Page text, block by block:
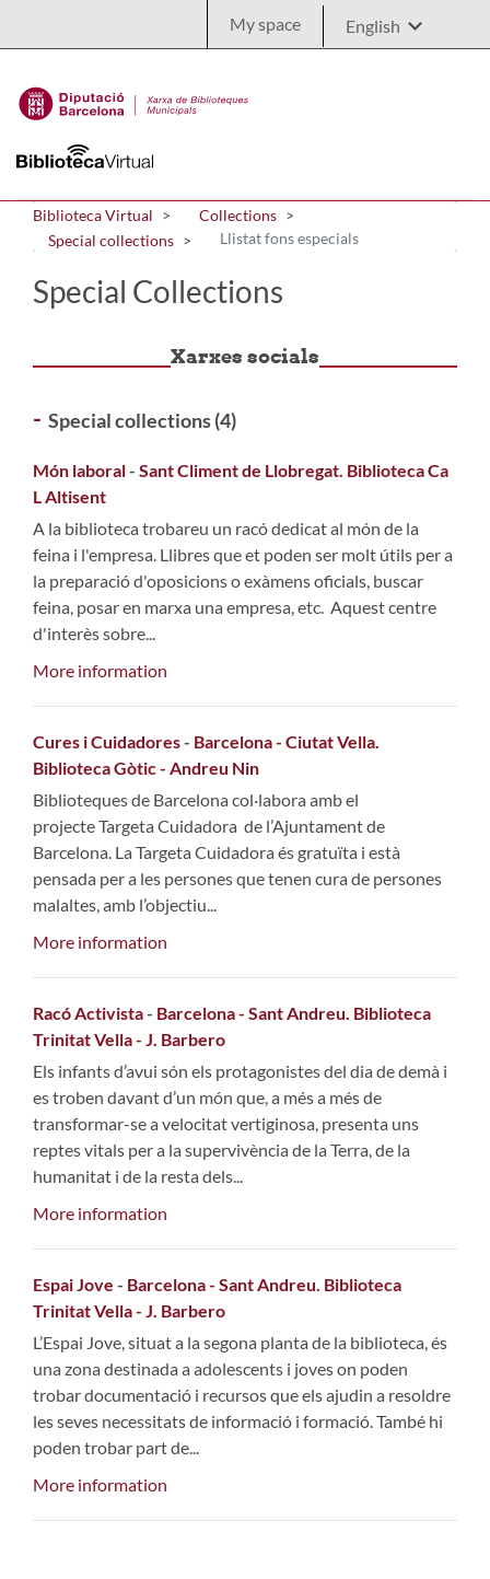
My space
Biblioteca Virtual
Collections
Special collections
Llistat fons especials
Special Collections
Xarxes socials
- Special collections (4)
Món laboral- Sant Climent de Llobregat. Biblioteca Ca
L Altisent
A la biblioteca trobareu un racó dedicat al món de la
feina i l'empresa. Llibres que et poden ser molt útils per a
la preparació d'oposicions o exàmens oficials, buscar
feina, posar en marxa una empresa, etc. Aquest centre
d'interès sobre...
More information
Cures i Cuidadores- Barcelona - Ciutat Vella.
Biblioteca Gòtic - Andreu Nin
Biblioteques de Barcelona col·labora amb el
projecte Targeta Cuidadora de l’Ajuntament de
Barcelona. La Targeta Cuidadora és gratuïta i està
pensada per a les persones que tenen cura de persones
malaltes, amb l’objectiu...
More information
Racó Activista- Barcelona - Sant Andreu. Biblioteca
Trinitat Vella - J. Barbero
Els infants d’avui són els protagonistes del dia de demà i
es troben davant d’un món que, a més a més de
transformar-se a velocitat vertiginosa, presenta uns
reptes vitals per a la supervivència de la Terra, de la
humanitat i de la resta dels...
More information
Espai Jove - Barcelona - Sant Andreu. Biblioteca
Trinitat Vella - J. Barbero
L’Espai Jove, situat a la segona planta de la biblioteca, és
una zona destinada a adolescents i joves on poden
trobar documentació i recursos que els ajudin a resoldre
les seves necessitats de informació i formació. També hi
poden trobar part de...
More information